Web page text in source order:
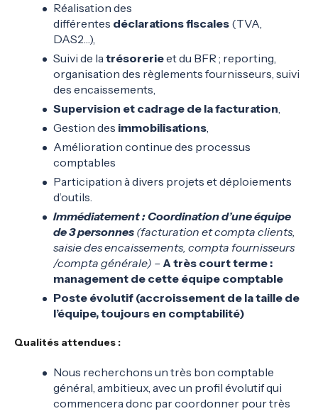
Réalisation des
différentes déclarationsfiscales (TVA,
DAS2…),
Suivi de latrésorerieet du BFR ; reporting,
organisation des règlements fournisseurs, suivi
des encaissements,
Supervision et cadrage de la facturation,
Gestion des immobilisations,
Amélioration continue des processus
comptables
Participation à divers projets et déploiements
d’outils.
Immédiatement : Coordination d’une équipe
de 3 personnes (facturation et compta clients,
saisie des encaissements, compta fournisseurs
/compta générale) – A très court terme :
management de cette équipe comptable
Poste évolutif (accroissement de la taille de
l’équipe, toujours en comptabilité)
Qualités attendues :
Nous recherchons un très bon comptable
général, ambitieux, avec un profil évolutif qui
commencera donc par coordonner pour très